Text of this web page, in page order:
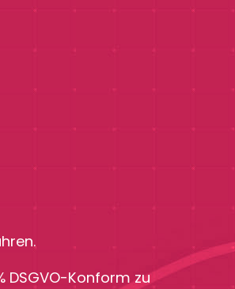
DSGVO-Konform zu